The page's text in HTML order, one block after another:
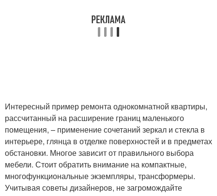
Интересный пример ремонта однокомнатной квартиры,
рассчитанный на расширение границ маленького
помещения, – применение сочетаний зеркал и стекла в
интерьере, глянца в отделке поверхностей и в предметах
обстановки. Многое зависит от правильного выбора
мебели. Стоит обратить внимание на компактные,
многофункциональные экземпляры, трансформеры.
Учитывая советы дизайнеров, не загромождайте